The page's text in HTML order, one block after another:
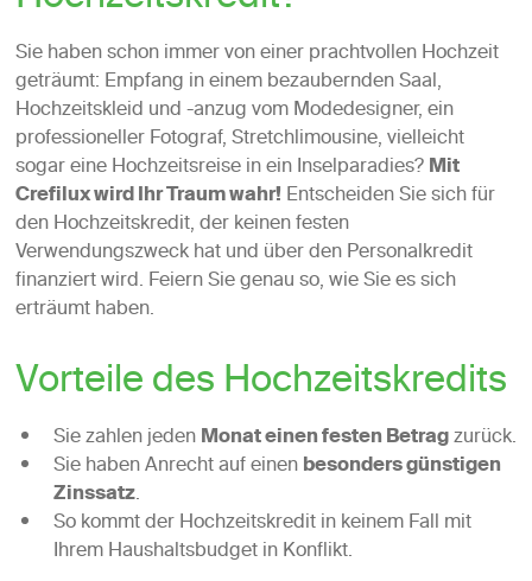
Sie haben schon immer von einer prachtvollen Hochzeit
geträumt: Empfang in einem bezaubernden Saal,
Hochzeitskleid und -anzug vom Modedesigner, ein
professioneller Fotograf, Stretchlimousine, vielleicht
sogar eine Hochzeitsreise in ein Inselparadies?Mit
Crefilux wird Ihr Traum wahr! Entscheiden Sie sich für
den Hochzeitskredit, der keinen festen
Verwendungszweck hat und über den Personalkredit
finanziert wird. Feiern Sie genau so, wie Sie es sich
erträumt haben.
Vorteile des Hochzeitskredits
Sie zahlen jedenMonat einen festen Betragzurück.
Sie haben Anrecht auf einenbesonders günstigen
Zinssatz.
So kommt der Hochzeitskredit in keinem Fall mit
Ihrem Haushaltsbudget in Konflikt.